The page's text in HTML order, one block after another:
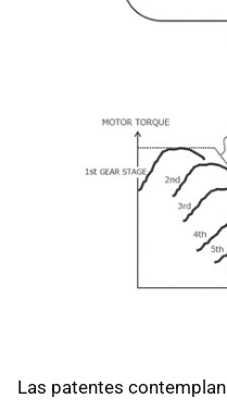
Las patentes contemplan